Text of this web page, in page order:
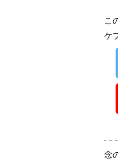
こ
ケ
念
【ハロ
ィ 2.0
フィギ
イ】よ